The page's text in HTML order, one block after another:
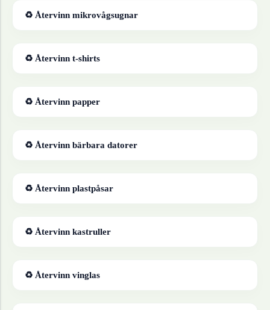
♻ Återvinn mikrovågsugnar
♻ Återvinn t-shirts
♻ Återvinn papper
♻ Återvinn bärbara datorer
♻ Återvinn plastpåsar
♻ Återvinn kastruller
♻ Återvinn vinglas